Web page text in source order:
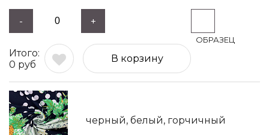
- +
0 руб
В корзину
черный, белый, горчичный